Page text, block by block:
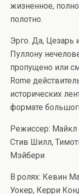
жизненное,
полотно.
Эрго. Да, Цезарь
Пуллону
пропущено или
Rome
исторических
формате
Режиссер: Майкл
Стив Шилл,
Мэйбери
В ролях: Кевин
Уокер, Керри